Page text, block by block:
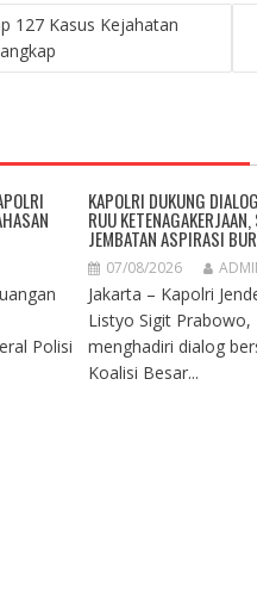
127 Kasus Kejahatan
Polisi
KAPOLRI DUKUNG
RUU
JEMBATAN ASPIRASI
07/08/2026
Jakarta – Kapolri
Listyo Sigit Prabowo,
menghadiri dialog
Koalisi Besar...